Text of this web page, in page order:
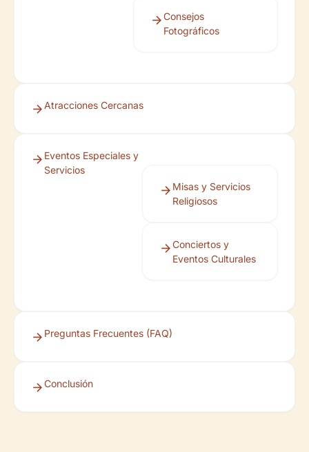
Consejos
Fotográficos
Atracciones Cercanas
Eventos Especiales y
Servicios
Misas y Servicios
Religiosos
Conciertos y
Eventos Culturales
Preguntas Frecuentes (FAQ)
Conclusión